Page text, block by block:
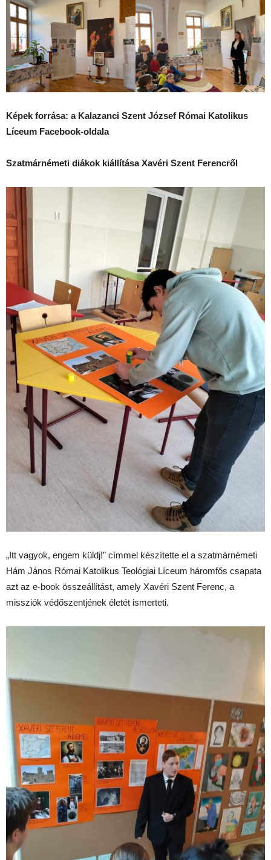
Képek forrása: a Kalazanci Szent József Római Katolikus
Líceum Facebook-oldala
Szatmárnémeti diákok kiállítása Xavéri Szent Ferencről
„Itt vagyok, engem küldj!” címmel készítette el a szatmárnémeti
Hám János Római Katolikus Teológiai Líceum háromfős csapata
azt az e-book összeállítást, amely Xavéri Szent Ferenc, a
missziók védőszentjének életét ismerteti.